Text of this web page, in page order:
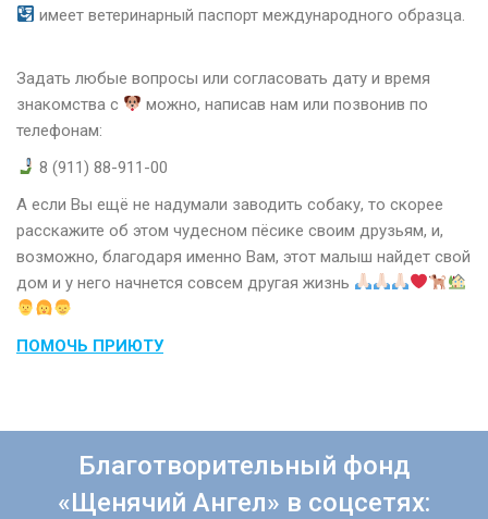
имеет ветеринарный паспорт международного образца.
Задать любые вопросы или согласовать дату и время
знакомства с
можно, написав нам или позвонив по
телефонам:
8 (911) 88-911-00
А если Вы ещё не надумали заводить собаку, то скорее
расскажите об этом чудесном пёсике своим друзьям, и,
возможно, благодаря именно Вам, этот малыш найдет свой
дом и у него начнется совсем другая жизнь
ПОМОЧЬ ПРИЮТУ
Благотворительный фонд
«Щенячий Ангел» в соцсетях: